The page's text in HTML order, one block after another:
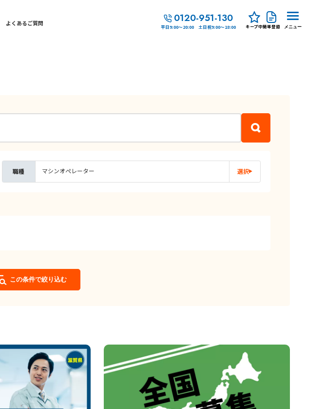
よくあるご質問 0120-951-130
平日9:00～20:00 土日祝9:00～18:00 キープ中簡単登録 メニュー
職種 マシンオペレーター 選択
この条件で絞り込む